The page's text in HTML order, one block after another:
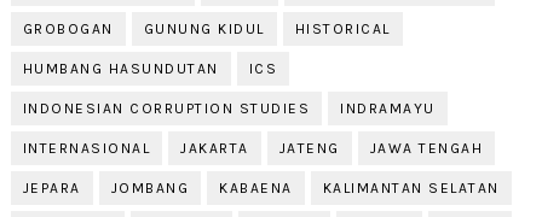
GROBOGAN GUNUNG KIDUL HISTORICAL
HUMBANG HASUNDUTAN ICS
INDONESIAN CORRUPTION STUDIES INDRAMAYU
INTERNASIONAL JAKARTA JATENG JAWA TENGAH
JEPARA JOMBANG KABAENA KALIMANTAN SELATAN